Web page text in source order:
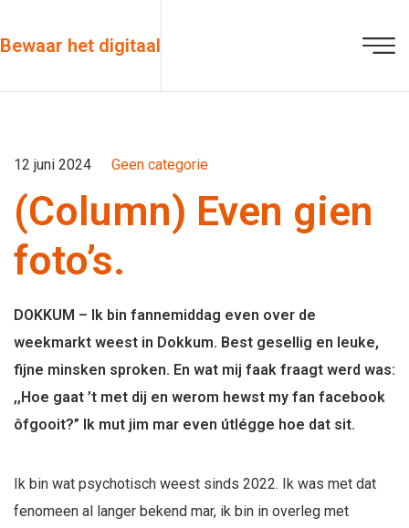
Bewaar het digitaal
12 juni 2024 Geen categorie
(Column) Even gien
foto’s.
DOKKUM – Ik bin fannemiddag even over de
weekmarkt weest in Dokkum. Best gesellig en leuke,
fijne minsken sproken. En wat mij faak fraagt werd was:
,,Hoe gaat ’t met dij en werom hewst my fan facebook
ôfgooit?” Ik mut jim mar even útlégge hoe dat sit.
Ik bin wat psychotisch weest sinds 2022. Ik was met dat
fenomeen al langer bekend mar, ik bin in overleg met